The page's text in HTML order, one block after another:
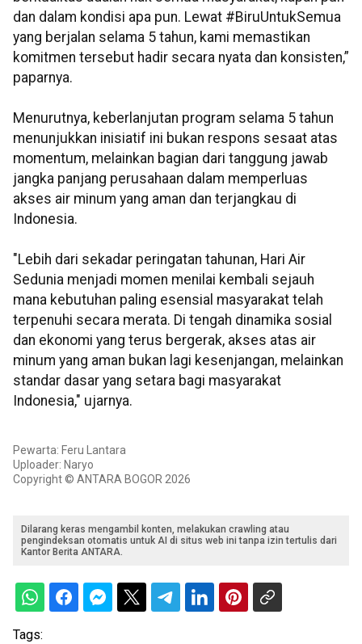
dan dalam kondisi apa pun. Lewat #BiruUntukSemua
yang berjalan selama 5 tahun, kami memastikan
komitmen tersebut hadir secara nyata dan konsisten,”
paparnya.
Menurutnya, keberlanjutan program selama 5 tahun
menunjukkan inisiatif ini bukan respons sesaat atas
momentum, melainkan bagian dari tanggung jawab
jangka panjang perusahaan dalam memperluas
akses air minum yang aman dan terjangkau di
Indonesia.
"Lebih dari sekadar peringatan tahunan, Hari Air
Sedunia menjadi momen menilai kembali sejauh
mana kebutuhan paling esensial masyarakat telah
terpenuhi secara merata. Di tengah dinamika sosial
dan ekonomi yang terus bergerak, akses atas air
minum yang aman bukan lagi kesenjangan, melainkan
standar dasar yang setara bagi masyarakat
Indonesia," ujarnya.
Pewarta: Feru Lantara
Uploader: Naryo
Copyright © ANTARA BOGOR 2026
Dilarang keras mengambil konten, melakukan crawling atau
pengindeksan otomatis untuk AI di situs web ini tanpa izin tertulis dari
Kantor Berita ANTARA.
Tags: